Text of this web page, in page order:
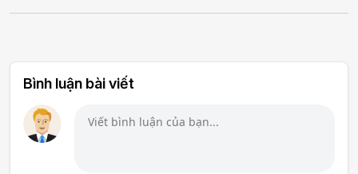
Bình luận bài viết